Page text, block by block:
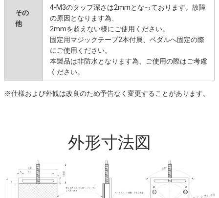
※仕様および外観は改良のため予告なく変更することがあります。
その
他
4-M3のタップ深さは2mmとなっております。故障
の原因となります為、
2mmを超えない様にご使用ください。
固定用マジックテープ2本付属、ペダルへ固定の際
にご使用ください。
本製品は非防水となります為、ご使用の際はご考慮
ください。
外形寸法図